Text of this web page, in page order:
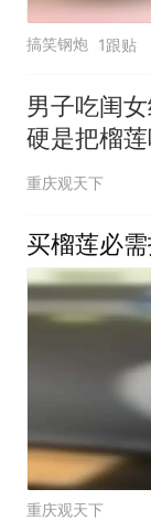
搞笑钢炮 1跟贴
男子吃闺
硬是把榴
重庆观天下
买榴莲必
重庆观天下